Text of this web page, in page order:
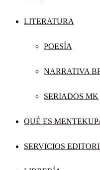
LITERATURA
POESÍA
NARRATIVA
SERIADOS MK
QUÉ ES
SERVICIOS